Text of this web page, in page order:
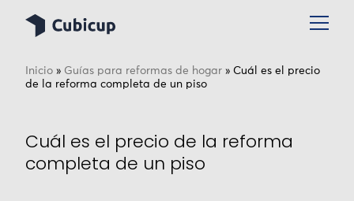
Inicio » Guías para reformas de hogar » Cuál es el precio
de la reforma completa de un piso
Cuál es el precio de la reforma
completa de un piso